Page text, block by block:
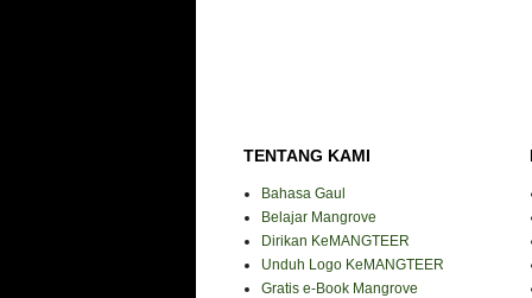
TENTANG KAMI
Bahasa Gaul
Belajar Mangrove
Dirikan KeMANGTEER
Unduh Logo KeMANGTEER
Gratis e-Book Mangrove